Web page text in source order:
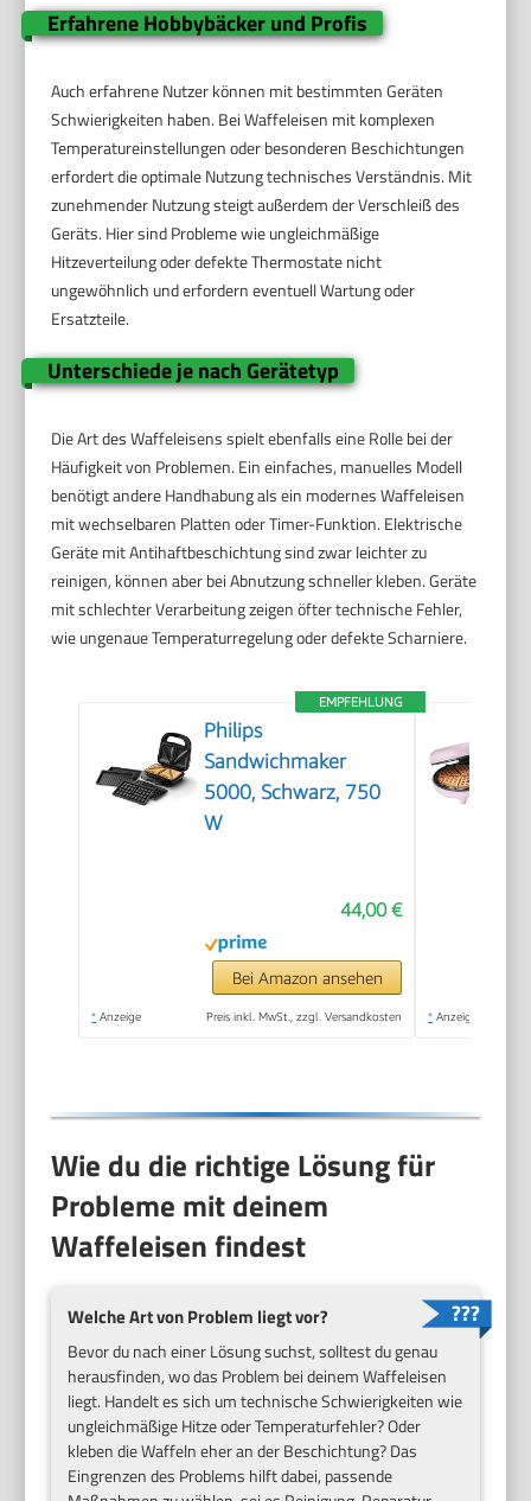
Erfahrene Hobbybäcker und Profis
Auch erfahrene Nutzer können mit bestimmten Geräten
Schwierigkeiten haben. Bei Waffeleisen mit komplexen
Temperatureinstellungen oder besonderen Beschichtungen
erfordert die optimale Nutzung technisches Verständnis. Mit
zunehmender Nutzung steigt außerdem der Verschleiß des
Geräts. Hier sind Probleme wie ungleichmäßige
Hitzeverteilung oder defekte Thermostate nicht
ungewöhnlich und erfordern eventuell Wartung oder
Ersatzteile.
Unterschiede je nach Gerätetyp
Die Art des Waffeleisens spielt ebenfalls eine Rolle bei der
Häufigkeit von Problemen. Ein einfaches, manuelles Modell
benötigt andere Handhabung als ein modernes Waffeleisen
mit wechselbaren Platten oder Timer-Funktion. Elektrische
Geräte mit Antihaftbeschichtung sind zwar leichter zu
reinigen, können aber bei Abnutzung schneller kleben. Geräte
mit schlechter Verarbeitung zeigen öfter technische Fehler,
wie ungenaue Temperaturregelung oder defekte Scharniere.
EMPFEHLUNG
Philips
Sandwichmaker
5000, Schwarz, 750
W
44,00 €
Bei Amazon ansehen
* Anzeige Preis inkl. MwSt., zzgl. Versandkosten * Anzeige
Wie du die richtige Lösung für
Probleme mit deinem
Waffeleisen findest
Welche Art von Problem liegt vor?
Bevor du nach einer Lösung suchst, solltest du genau
herausfinden, wo das Problem bei deinem Waffeleisen
liegt. Handelt es sich um technische Schwierigkeiten wie
ungleichmäßige Hitze oder Temperaturfehler? Oder
kleben die Waffeln eher an der Beschichtung? Das
Eingrenzen des Problems hilft dabei, passende